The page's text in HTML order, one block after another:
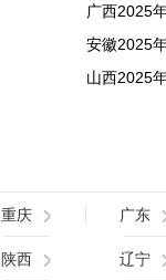
广西2025
安徽2025
山西2025
重庆 广东
陕西 辽宁